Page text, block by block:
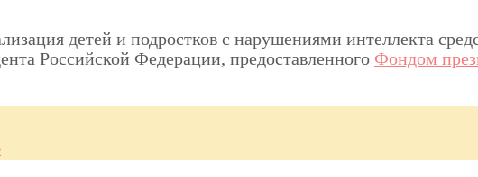
детей и подростков с нарушениями интеллекта
Российской Федерации, предоставленного Фондом